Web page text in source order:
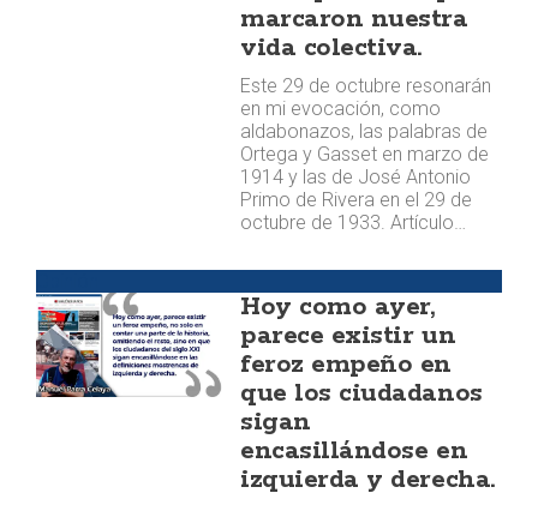
marcaron nuestra
vida colectiva.
Este 29 de octubre resonarán
en mi evocación, como
aldabonazos, las palabras de
Ortega y Gasset en marzo de
1914 y las de José Antonio
Primo de Rivera en el 29 de
octubre de 1933. Artículo…
Hoy como ayer,
parece existir un
feroz empeño en
que los ciudadanos
sigan
encasillándose en
izquierda y derecha.